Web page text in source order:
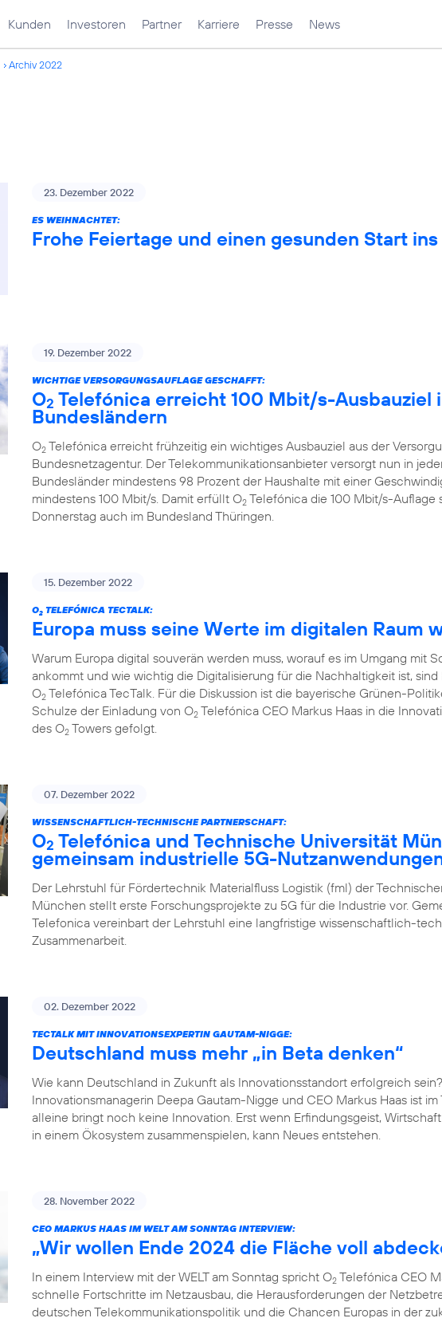
Kunden Investoren Partner Karriere Presse News
Archiv 2022
23. Dezember 2022
ES WEIHNACHTET:
Frohe Feiertage und einen gesunden Start
19. Dezember 2022
WICHTIGE VERSORGUNGSAUFLAGE GESCHAFFT:
O2 Telefónica erreicht 100 Mbit/s-Ausbauziel
Bundesländern
O2 Telefónica erreicht frühzeitig ein wichtiges Ausbauziel aus der
Bundesnetzagentur. Der Telekommunikationsanbieter versorgt nun in
Bundesländer mindestens 98 Prozent der Haushalte mit einer
mindestens 100 Mbit/s. Damit erfüllt O2 Telefónica die 100 Mbit/s-Auflage
Donnerstag auch im Bundesland Thüringen.
15. Dezember 2022
O2 TELEFÓNICA TECTALK:
Europa muss seine Werte im digitalen Raum
Warum Europa digital souverän werden muss, worauf es im Umgang mit
ankommt und wie wichtig die Digitalisierung für die Nachhaltigkeit ist,
O2 Telefónica TecTalk. Für die Diskussion ist die bayerische Grünen-
Schulze der Einladung von O2 Telefónica CEO Markus Haas in die
des O2 Towers gefolgt.
07. Dezember 2022
WISSENSCHAFTLICH-TECHNISCHE PARTNERSCHAFT:
O2 Telefónica und Technische Universität
gemeinsam industrielle 5G-
Der Lehrstuhl für Fördertechnik Materialfluss Logistik (fml) der
München stellt erste Forschungsprojekte zu 5G für die Industrie vor.
Telefonica vereinbart der Lehrstuhl eine langfristige wissenschaftlich-
Zusammenarbeit.
02. Dezember 2022
TECTALK MIT INNOVATIONSEXPERTIN GAUTAM-NIGGE:
Deutschland muss mehr „in Beta denken“
Wie kann Deutschland in Zukunft als Innovationsstandort erfolgreich
Innovationsmanagerin Deepa Gautam-Nigge und CEO Markus Haas ist im
alleine bringt noch keine Innovation. Erst wenn Erfindungsgeist,
in einem Ökosystem zusammenspielen, kann Neues entstehen.
28. November 2022
CEO MARKUS HAAS IM WELT AM SONNTAG INTERVIEW:
„Wir wollen Ende 2024 die Fläche voll
In einem Interview mit der WELT am Sonntag spricht O2 Telefónica CEO
schnelle Fortschritte im Netzausbau, die Herausforderungen der
deutschen Telekommunikationspolitik und die Chancen Europas in der